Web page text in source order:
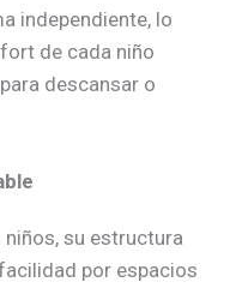
independiente, lo
de cada niño
descansar o
su estructura
por espacios